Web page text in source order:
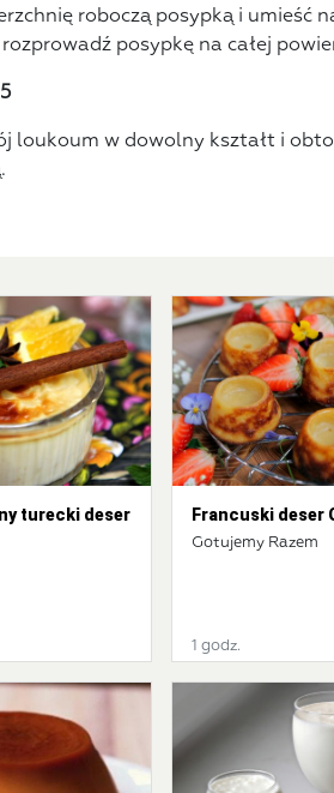
roboczą posypką i umieść
posypkę na całej
loukoum w dowolny kształt i
turecki deser Francuski deser
Gotujemy Razem
1 godz.